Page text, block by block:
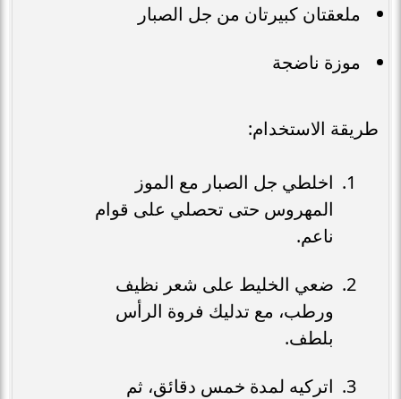
ملعقتان كبيرتان من جل الصبار
موزة ناضجة
طريقة الاستخدام:
اخلطي جل الصبار مع الموز
المهروس حتى تحصلي على قوام
ناعم.
ضعي الخليط على شعر نظيف
ورطب، مع تدليك فروة الرأس
بلطف.
اتركيه لمدة خمس دقائق، ثم